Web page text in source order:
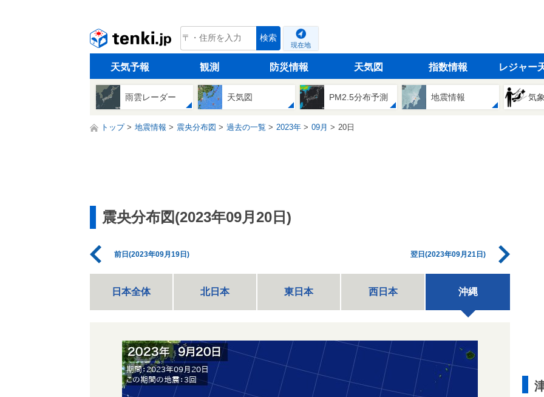
tenki.jp 検索
現在地
天気予報 観測 防災情報 天気図 指数情報 レジャー
雨雲レーダー 天気図 PM2.5分布予測 地震情報 気
トップ 地震情報 震央分布図 過去の一覧 2023年 09月 20日
震央分布図(2023年09月20日)
前日(2023年09月19日) 翌日(2023年09月21日)
日本全体 北日本 東日本 西日本 沖縄